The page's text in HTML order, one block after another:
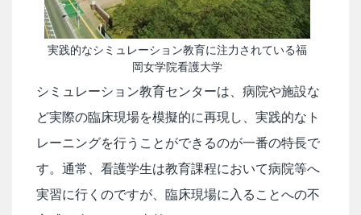
実践的なシミュレーション教育に注力されている福
岡女学院看護大学
シミュレーション教育センターは、病院や施設な
ど実際の臨床現場を模擬的に再現し、実践的なト
レーニングを行うことができるのが一番の特長で
す。通常、看護学生は教育課程において病院等へ
実習に行くのですが、臨床現場に入ることへの不